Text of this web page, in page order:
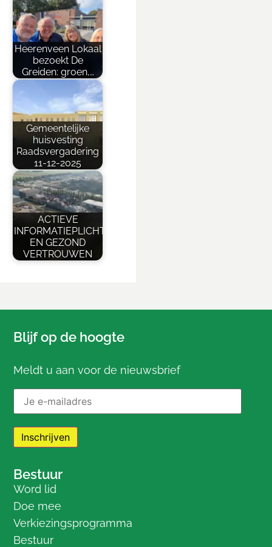
Heerenveen Lokaal
bezoekt De
Greiden: groen,…
Gemeentelijke
huisvesting
Raadsvergadering
11-12-2025
ACTIEVE
INFORMATIEPLICHT
EN GEZOND
VERTROUWEN
Blijf op de hoogte
Meldt u aan voor de nieuwsbrief
Bestuur
Word lid
Doe mee
Verkiezingsprogramma
Bestuur